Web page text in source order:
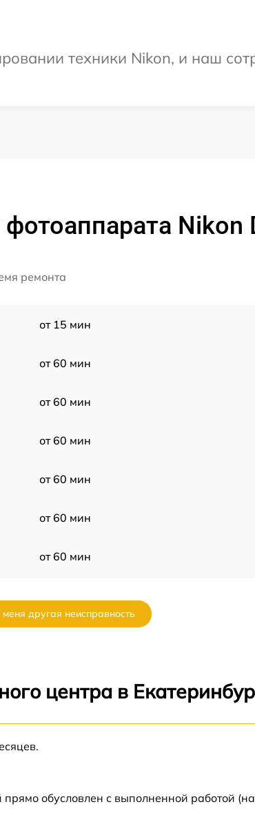
техники Nikon, и наш
Nikon
ремонта
от 15 мин
от 60 мин
от 60 мин
от 60 мин
от 60 мин
от 60 мин
от 60 мин
меня другая неисправность
центра в
обусловлен с выполненной работой